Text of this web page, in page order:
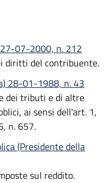
27-07-2000, n. 212
diritti del contribuente.
28-01-1988, n. 43
dei tributi e di altre
ai sensi dell'art. 1,
n. 657.
(Presidente della
sul reddito.